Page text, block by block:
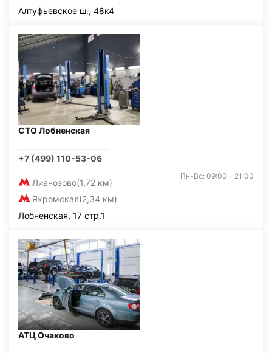
Алтуфьевское ш., 48к4
СТО Лобненская
+7 (499) 110-53-06
Лианозово(1,72 км)
Яхромская(2,34 км)
Пн-Вс: 09:00 - 21:00
Лобненская, 17 стр.1
АТЦ Очаково